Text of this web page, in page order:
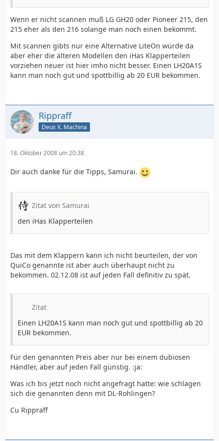
Wenn er nicht scannen muß LG GH20 oder Pioneer 215, den
215 eher als den 216 solange man noch einen bekommt.
Mit scannen gibts nur eine Alternative LiteOn würde da
aber eher die älteren Modellen den iHas Klapperteilen
vorziehen neuer ist hier imho nicht besser. Einen LH20A1S
kann man noch gut und spottbillig ab 20 EUR bekommen.
Rippraff
Deus X. Machina
18. Oktober 2008 um 20:38
Dir auch danke für die Tipps, Samurai.
Zitat von Samurai
den iHas Klapperteilen
Das mit dem Klappern kann ich nicht beurteilen, der von
QuiCo genannte ist aber auch überhaupt nicht zu
bekommen. 02.12.08 ist auf jeden Fall definitiv zu spät.
Zitat
Einen LH20A1S kann man noch gut und spottbillig ab 20
EUR bekommen.
Für den genannten Preis aber nur bei einem dubiosen
Händler, aber auf jeden Fall günstig. :ja:
Was ich bis jetzt noch nicht angefragt hatte: wie schlagen
sich die genannten denn mit DL-Rohlingen?
Cu Rippraff